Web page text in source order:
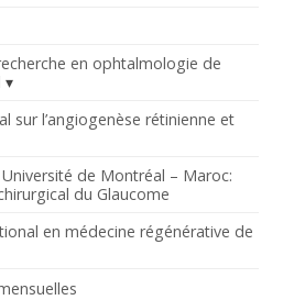
en ophtalmologie de
sur l’angiogenèse rétinienne et
de Montréal – Maroc:
du Glaucome
en médecine régénérative de